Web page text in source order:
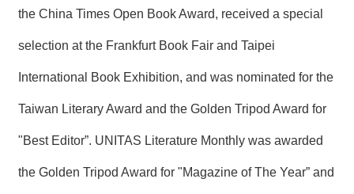
the China Times Open Book Award, received a special
selection at the Frankfurt Book Fair and Taipei
International Book Exhibition, and was nominated for the
Taiwan Literary Award and the Golden Tripod Award for
"Best Editor”. UNITAS Literature Monthly was awarded
the Golden Tripod Award for "Magazine of The Year” and